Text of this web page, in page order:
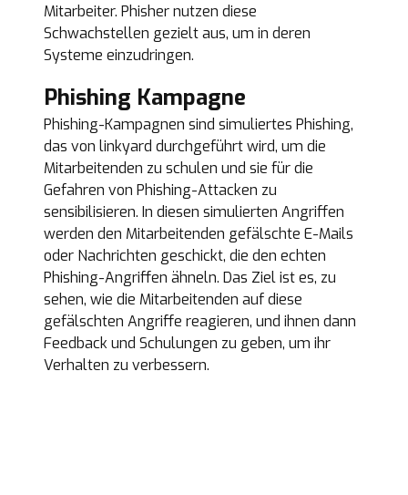
Mitarbeiter. Phisher nutzen diese
Schwachstellen gezielt aus, um in deren
Systeme einzudringen.
Phishing Kampagne
Phishing-Kampagnen sind simuliertes Phishing,
das von linkyard durchgeführt wird, um die
Mitarbeitenden zu schulen und sie für die
Gefahren von Phishing-Attacken zu
sensibilisieren. In diesen simulierten Angriffen
werden den Mitarbeitenden gefälschte E-Mails
oder Nachrichten geschickt, die den echten
Phishing-Angriffen ähneln. Das Ziel ist es, zu
sehen, wie die Mitarbeitenden auf diese
gefälschten Angriffe reagieren, und ihnen dann
Feedback und Schulungen zu geben, um ihr
Verhalten zu verbessern.